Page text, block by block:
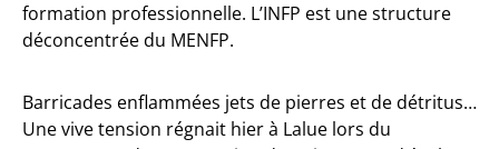
formation professionnelle. L’INFP est une structure
déconcentrée du MENFP.
Barricades enflammées jets de pierres et de détritus…
Une vive tension régnait hier à Lalue lors du